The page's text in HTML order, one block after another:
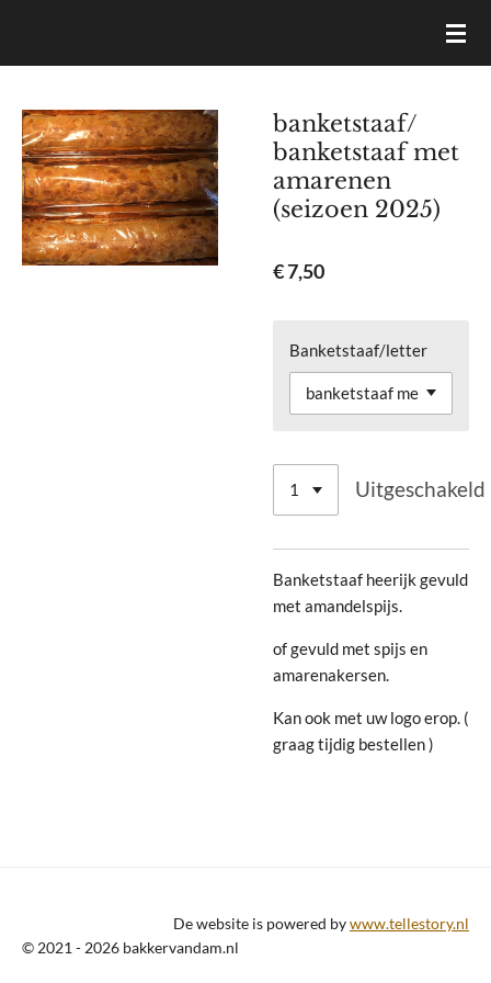
hoofdinhoud
banketstaaf/
banketstaaf met
amarenen
(seizoen 2025)
€ 7,50
Banketstaaf/letter
Uitgeschakeld
Banketstaaf heerijk gevuld
met amandelspijs.
of gevuld met spijs en
amarenakersen.
Kan ook met uw logo erop. (
graag tijdig bestellen )
De website is powered bywww.tellestory.nl
© 2021 - 2026 bakkervandam.nl